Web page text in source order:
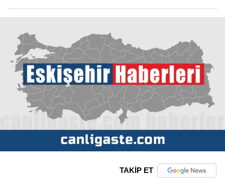
TAKİP ET